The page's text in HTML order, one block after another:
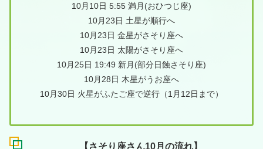
10月10日 5:55 満月(おひつじ座)
10月23日 土星が順行へ
10月23日 金星がさそり座へ
10月23日 太陽がさそり座へ
10月25日 19:49 新月(部分日蝕さそり座)
10月28日 木星がうお座へ
10月30日 火星がふたご座で逆行（1月12日まで）
【さそり座さん10月の流れ】